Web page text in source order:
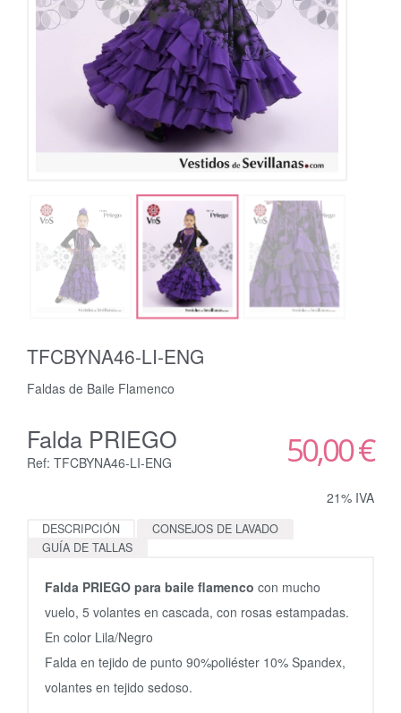
TFCBYNA46-LI-ENG
Faldas de Baile Flamenco
Falda PRIEGO
Ref: TFCBYNA46-LI-ENG 50,00 €
21% IVA
DESCRIPCIÓN
CONSEJOS DE LAVADO
GUÍA DE TALLAS
Falda PRIEGO para baile flamenco con mucho
vuelo, 5 volantes en cascada, con rosas estampadas.
En color Lila/Negro
Falda en tejido de punto 90%poliéster 10% Spandex,
volantes en tejido sedoso.